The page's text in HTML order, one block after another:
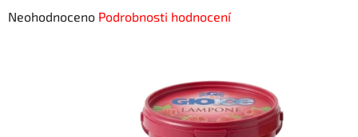
Průměrné
Neohodnoceno Podrobnosti hodnocení